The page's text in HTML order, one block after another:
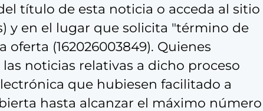
título de esta noticia o acceda al sitio
y en el lugar que solicita "término de
(162026003849). Quienes
noticias relativas a dicho proceso
que hubiesen facilitado a
hasta alcanzar el máximo número